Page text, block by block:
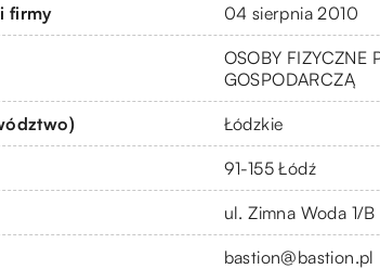
firmy 04 sierpnia 2010
OSOBY FIZYCZNE
GOSPODARCZĄ
Łódzkie
91-155 Łódź
ul. Zimna Woda 1/B
bastion@bastion.pl